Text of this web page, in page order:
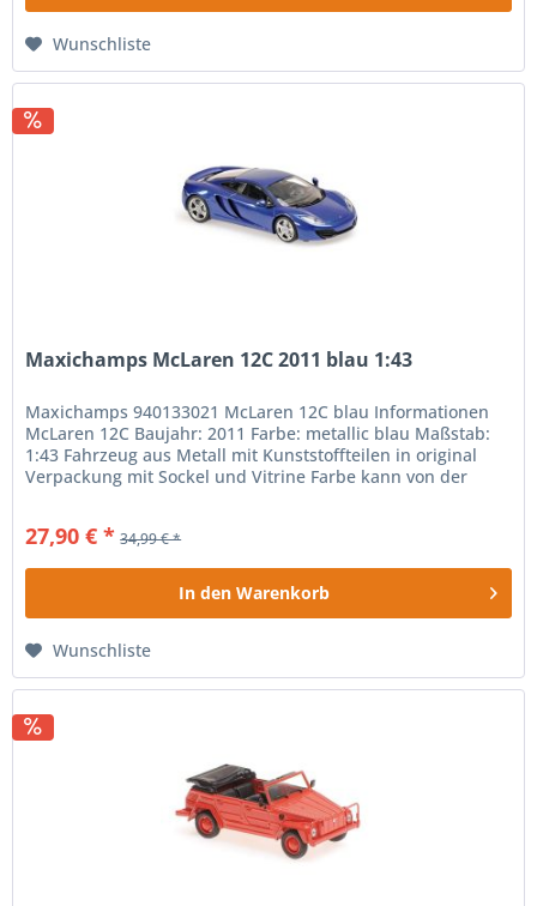
Wunschliste
Maxichamps McLaren 12C 2011 blau 1:43
Maxichamps 940133021 McLaren 12C blau Informationen
McLaren 12C Baujahr: 2011 Farbe: metallic blau Maßstab:
1:43 Fahrzeug aus Metall mit Kunststoffteilen in original
Verpackung mit Sockel und Vitrine Farbe kann von der
27,90 € * 34,99 € *
In den Warenkorb
Wunschliste